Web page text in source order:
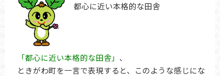
都心に近い本格的な田舎
「都心に近い本格的な田舎」 、
ときがわ町を一言で表現すると、このような感じにな